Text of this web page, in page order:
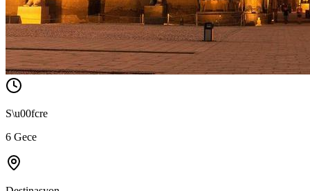
S\u00fcre
6 Gece